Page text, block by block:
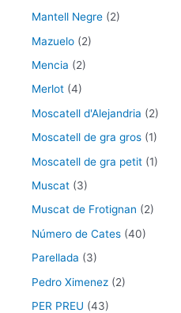
Mantell Negre (2)
Mazuelo (2)
Mencia (2)
Merlot (4)
Moscatell d'Alejandria (2)
Moscatell de gra gros (1)
Moscatell de gra petit (1)
Muscat (3)
Muscat de Frotignan (2)
Número de Cates (40)
Parellada (3)
Pedro Ximenez (2)
PER PREU (43)